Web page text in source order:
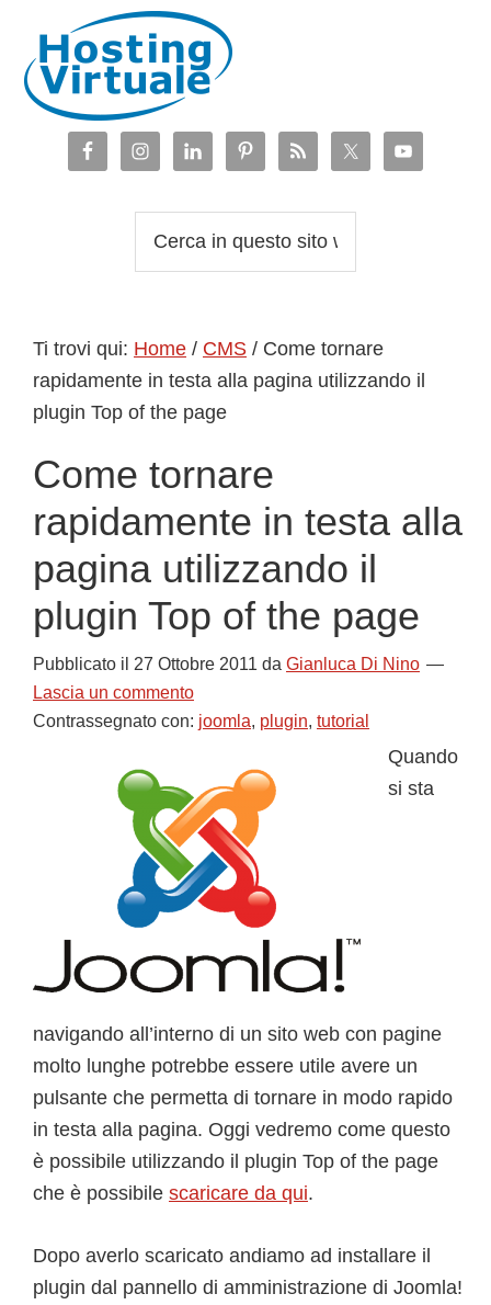
navigazione
primaria
contenuto
principale
barra
laterale
piè
web
Ti trovi qui: Home / CMS / Come tornare
rapidamente in testa alla pagina utilizzando il
plugin Top of the page
Come tornare
rapidamente in testa alla
pagina utilizzando il
plugin Top of the page
Pubblicato il 27 Ottobre 2011 da Gianluca Di Nino
Lascia un commento
Contrassegnato con: joomla, plugin, tutorial
Quando
si sta
navigando all’interno di un sito web con pagine
molto lunghe potrebbe essere utile avere un
pulsante che permetta di tornare in modo rapido
in testa alla pagina. Oggi vedremo come questo
è possibile utilizzando il plugin Top of the page
che è possibile scaricare da qui.
Dopo averlo scaricato andiamo ad installare il
plugin dal pannello di amministrazione di Joomla!